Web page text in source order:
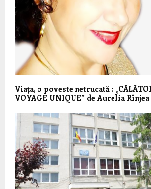
Viața, o poveste netrucată :
VOYAGE UNIQUE” de Aurelia Rînjea